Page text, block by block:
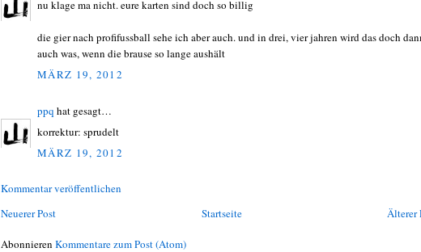
nu klage ma nicht. eure karten sind doch so billig
die gier nach profifussball sehe ich aber auch. und in drei, vier jahren wird das doch
auch was, wenn die brause so lange aushält
MÄRZ 19, 2012
ppq hat gesagt…
korrektur: sprudelt
MÄRZ 19, 2012
Kommentar veröffentlichen
Neuerer Post
Älterer
Startseite
Abonnieren Kommentare zum Post (Atom)